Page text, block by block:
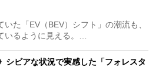
た「EV（BEV）シフト」の潮流も、
いるように見える。…
シビアな状況で実感した「フォレスタ